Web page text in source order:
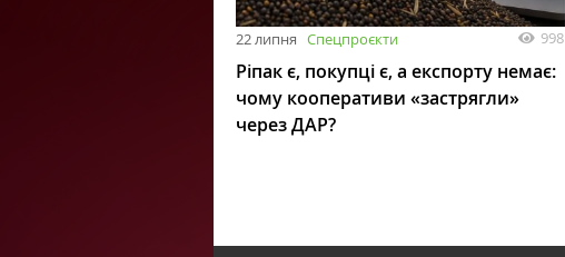
22 липня Спецпроєкти 998
Ріпак є, покупці є, а експорту немає:
чому кооперативи «застрягли»
через ДАР?